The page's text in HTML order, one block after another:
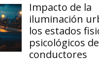
Impacto de la
iluminación
los estados
psicológicos
conductores